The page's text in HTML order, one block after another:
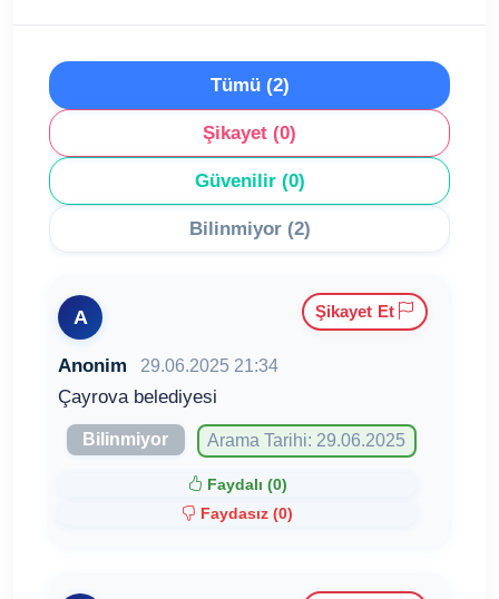
Tümü (2)
Şikayet (0)
Güvenilir (0)
Bilinmiyor (2)
A
Anonim 29.06.2025 21:34
Çayrova belediyesi
Bilinmiyor Arama Tarihi: 29.06.2025
Faydalı (0)
Faydasız (0)
Şikayet Et